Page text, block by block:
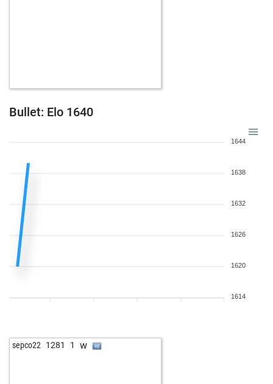
Bullet: Elo 1640
1644
1638
1632
1626
1620
1614
sepco22 1281 1 w